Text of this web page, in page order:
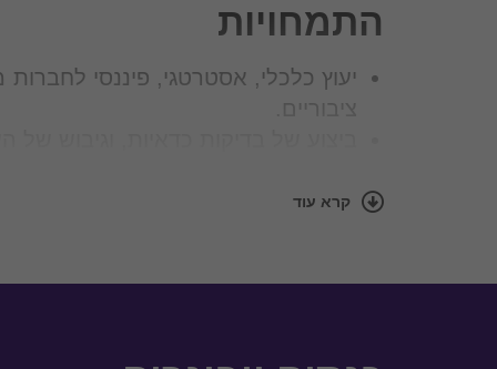
התמחויות
יעוץ כלכלי, אסטרטגי, פיננסי
ציבוריים.
ליווי מכרזים
קרא עוד